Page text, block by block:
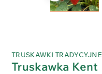
TRUSKAWKI TRADYCYJNE
Truskawka Kent